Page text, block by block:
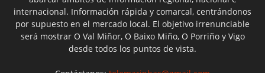
internacional. Información rápida y comarcal, centrándonos
por supuesto en el mercado local. El objetivo irrenunciable
será mostrar O Val Miñor, O Baixo Miño, O Porriño y Vigo
desde todos los puntos de vista.